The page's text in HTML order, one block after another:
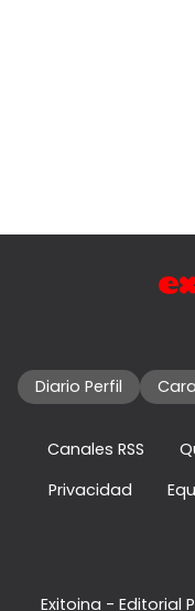
Diario Perfil
Canales RSS
Privacidad
Exitoina - Editorial